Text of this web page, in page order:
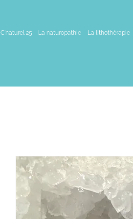
C'naturel 25 La naturopathie La lithothérapie